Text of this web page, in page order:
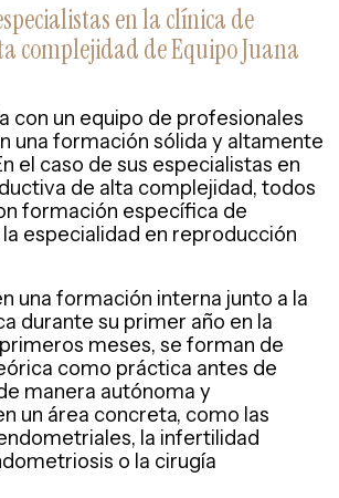
en la clínica de
complejidad de Equipo Juana
con un equipo de profesionales
una formación sólida y altamente
el caso de sus especialistas en
de alta complejidad, todos
formación específica de
especialidad en reproducción
una formación interna junto a la
durante su primer año en la
meses, se forman de
como práctica antes de
manera autónoma y
un área concreta, como las
la infertilidad
o la cirugía